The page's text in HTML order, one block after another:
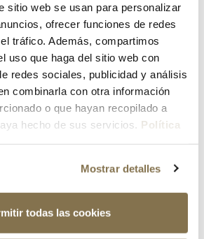
sitio web se usan para personalizar
ofrecer funciones de redes
tráfico. Además, compartimos
uso que haga del sitio web con
redes sociales, publicidad y análisis
combinarla con otra información
o que hayan recopilado a
hecho de sus servicios. Política
Mostrar detalles
todas las cookies